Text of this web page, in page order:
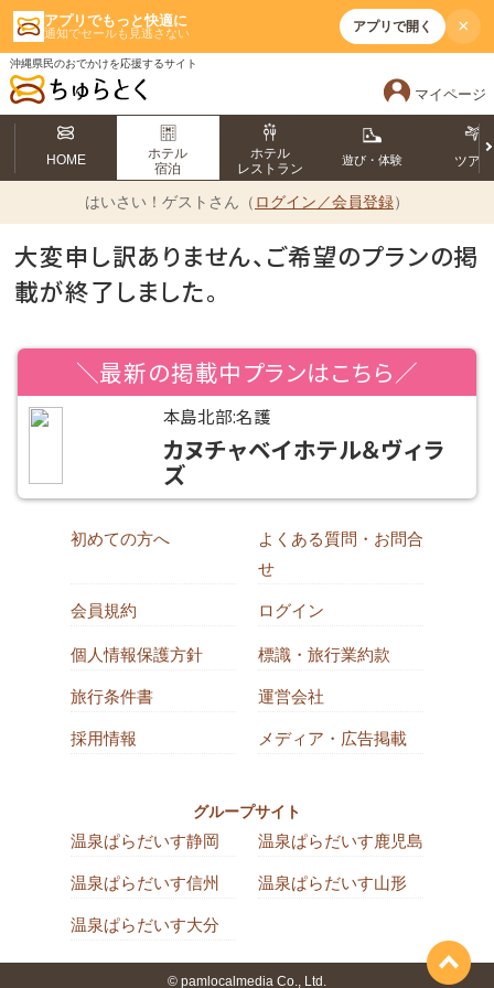
アプリでもっと快適に
通知でセールも見逃さない アプリで開く ×
沖縄県民のおでかけを応援するサイト
マイページ
HOME
ホテル
宿泊
ホテル
レストラン
遊び・体験 ツアー
はいさい！ ゲストさん（ ログイン／会員登録）
大変申し訳ありません、ご希望のプランの掲
載が終了しました。
＼最新の掲載中プランはこちら／
本島北部:名護
カヌチャベイホテル＆ヴィラ
ズ
初めての方へ
よくある質問・お問合
せ
会員規約 ログイン
個人情報保護方針 標識・旅行業約款
旅行条件書 運営会社
採用情報 メディア・広告掲載
グループサイト
温泉ぱらだいす静岡 温泉ぱらだいす鹿児島
温泉ぱらだいす信州 温泉ぱらだいす山形
温泉ぱらだいす大分
© pamlocalmedia Co., Ltd.